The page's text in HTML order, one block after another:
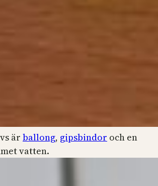
är ballong, gipsbindor och en
vatten.